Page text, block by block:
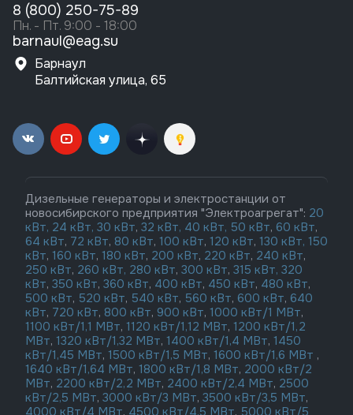
8 (800) 250-75-89
Пн. - Пт. 9:00 - 18:00
barnaul@eag.su
Барнаул
Балтийская улица, 65
Дизельные генераторы и электростанции от
новосибирского предприятия "Электроагрегат": 20
кВт, 24 кВт, 30 кВт, 32 кВт, 40 кВт, 50 кВт, 60 кВт,
64 кВт, 72 кВт, 80 кВт, 100 кВт, 120 кВт, 130 кВт, 150
кВт, 160 кВт, 180 кВт, 200 кВт, 220 кВт, 240 кВт,
250 кВт, 260 кВт, 280 кВт, 300 кВт, 315 кВт, 320
кВт, 350 кВт, 360 кВт, 400 кВт, 450 кВт, 480 кВт,
500 кВт, 520 кВт, 540 кВт, 560 кВт, 600 кВт, 640
кВт, 720 кВт, 800 кВт, 900 кВт, 1000 кВт/1 МВт,
1100 кВт/1,1 МВт, 1120 кВт/1,12 МВт, 1200 кВт/1,2
МВт, 1320 кВт/1,32 МВт, 1400 кВт/1,4 МВт, 1450
кВт/1,45 МВт, 1500 кВт/1,5 МВт, 1600 кВт/1,6 МВт ,
1640 кВт/1,64 МВт, 1800 кВт/1,8 МВт, 2000 кВт/2
МВт, 2200 кВт/2,2 МВт, 2400 кВт/2,4 МВт, 2500
кВт/2,5 МВт, 3000 кВт/3 МВт, 3500 кВт/3,5 МВт,
4000 кВт/4 МВт, 4500 кВт/4,5 МВт, 5000 кВт/5